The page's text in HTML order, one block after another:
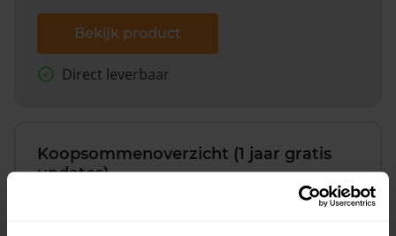
Bekijk product
Direct leverbaar
Koopsommenoverzicht (1 jaar gratis
updates)